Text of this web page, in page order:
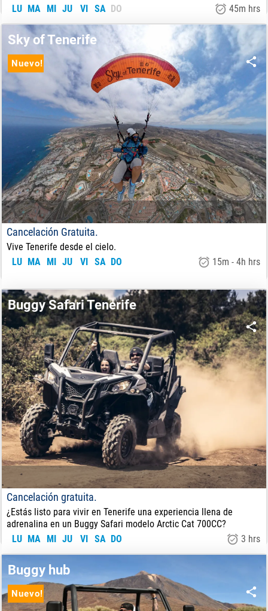
LU MA MI JU VI SA DO 45m hrs
DE:
Nuevo!
Sky of Tenerife
Cancelación Gratuita.
Vive Tenerife desde el cielo.
LU MA MI JU VI SA DO 15m - 4h hrs
DE:130€
Buggy Safari Tenerife
Cancelación gratuita.
¿Estás listo para vivir en Tenerife una experiencia llena de
adrenalina en un Buggy Safari modelo Arctic Cat 700CC?
LU MA MI JU VI SA DO 3 hrs
Nuevo!
Buggy hub